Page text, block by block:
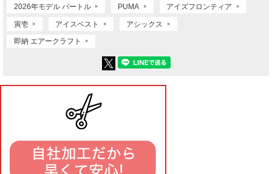
2026年モデル バートル PUMA アイズフロンティア
寅壱 アイスベスト アシックス
即納 エアークラフト